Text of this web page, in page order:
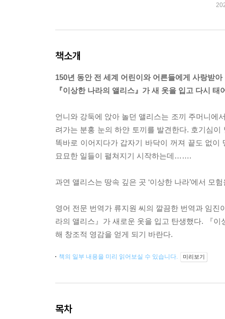
책소개
150년 동안 전 세계 어린이와 어른들에게 사랑받아
『이상한 나라의 앨리스』가 새 옷을 입고 다시 태
언니와 강둑에 앉아 놀던 앨리스는 조끼 주머니에
려가는 분홍 눈의 하얀 토끼를 발견한다. 호기심
똑바로 이어지다가 갑자기 바닥이 꺼져 끝도 없이
묘묘한 일들이 펼쳐지기 시작하는데…….
과연 앨리스는 땅속 깊은 곳 ‘이상한 나라’에서 모
영어 전문 번역가 류지원 씨의 깔끔한 번역과 임
라의 앨리스』가 새로운 옷을 입고 탄생했다. 『
해 창조적 영감을 얻게 되기 바란다.
책의 일부 내용을 미리 읽어보실 수 있습니다. 미리보기
목차